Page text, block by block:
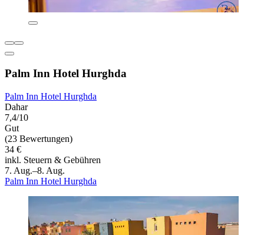
Palm Inn Hotel Hurghda
Palm Inn Hotel Hurghda
Dahar
7,4/10
Gut
(23 Bewertungen)
34 €
inkl. Steuern & Gebühren
7. Aug.–8. Aug.
Palm Inn Hotel Hurghda